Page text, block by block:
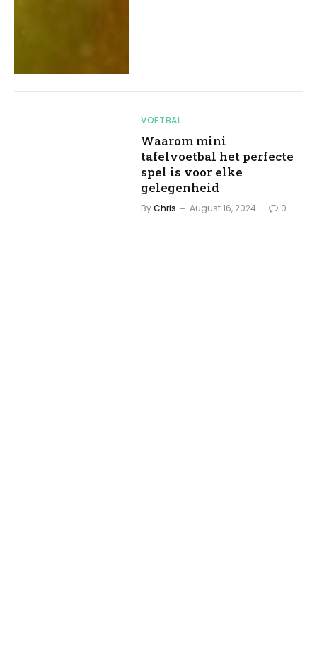
VOETBAL
Waarom mini
tafelvoetbal het perfecte
spel is voor elke
gelegenheid
ByChris August 16, 2024 0